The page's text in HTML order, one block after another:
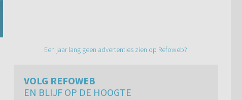
Een jaar lang geen advertenties zien op Refoweb?
VOLG REFOWEB
EN BLIJF OP DE HOOGTE